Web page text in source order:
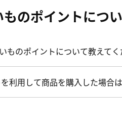
のポイントにつ
ものポイントについて教えて
利用して商品を購入した場合